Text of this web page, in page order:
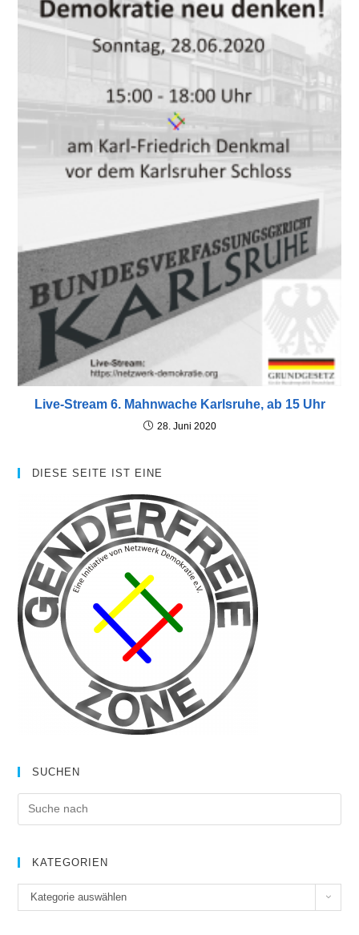
Live-Stream 6. Mahnwache Karlsruhe, ab 15 Uhr
28. Juni 2020
DIESE SEITE IST EINE
SUCHEN
KATEGORIEN
a
Kategorie auswählen